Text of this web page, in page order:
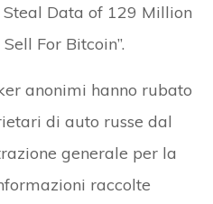
Data of 129 Million
For Bitcoin”.
anonimi hanno rubato
di auto russe dal
generale per la
raccolte